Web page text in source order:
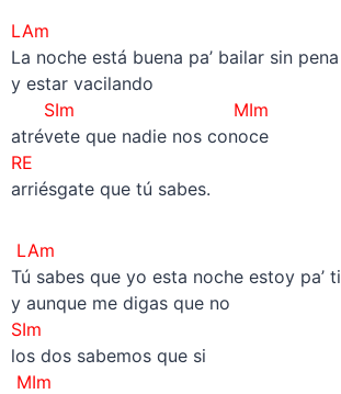
LAm
La noche está buena pa’ bailar sin pena
y estar vacilando
SIm MIm
atrévete que nadie nos conoce
RE
arriésgate que tú sabes.
LAm
Tú sabes que yo esta noche estoy pa’ ti
y aunque me digas que no
SIm
los dos sabemos que si
MIm